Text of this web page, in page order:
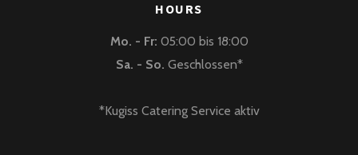
HOURS
Mo. - Fr: 05:00 bis 18:00
Sa. - So. Geschlossen*
*Kugiss Catering Service aktiv